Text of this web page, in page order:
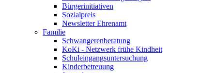
Bürgerinitiativen
Sozialpreis
Newsletter Ehrenamt
Familie
Schwangerenberatung
KoKi - Netzwerk frühe Kindheit
Schuleingangsuntersuchung
Kinderbetreuung